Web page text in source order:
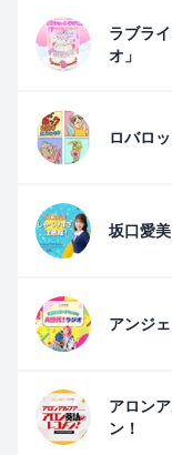
ラブラ
オ」
ロバロ
坂口愛
アンジ
アロン
ン！